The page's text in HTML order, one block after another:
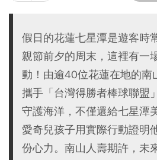
假日的花蓮七星潭是遊客時
親節前夕的周末，這裡有一
動！由逾40位花蓮在地的南
攜手「台灣得勝者棒球聯盟
守護海洋，不僅還給七星潭
愛奇兒孩子用實際行動證明
份心力。南山人壽期許，未